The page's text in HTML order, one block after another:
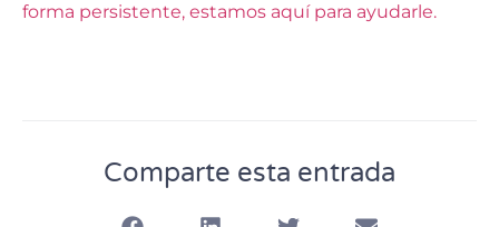
forma persistente, estamos aquí para ayudarle.
Comparte esta entrada